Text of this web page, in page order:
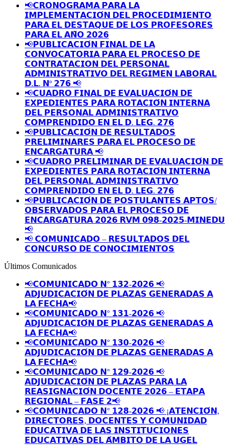
📢𝗖𝗥𝗢𝗡𝗢𝗚𝗥𝗔𝗠𝗔 𝗣𝗔𝗥𝗔 𝗟𝗔
𝗜𝗠𝗣𝗟𝗘𝗠𝗘𝗡𝗧𝗔𝗖𝗜𝗢́𝗡 𝗗𝗘𝗟 𝗣𝗥𝗢𝗖𝗘𝗗𝗜𝗠𝗜𝗘𝗡𝗧𝗢
𝗣𝗔𝗥𝗔 𝗘𝗟 𝗗𝗘𝗦𝗧𝗔𝗤𝗨𝗘 𝗗𝗘 𝗟𝗢𝗦 𝗣𝗥𝗢𝗙𝗘𝗦𝗢𝗥𝗘𝗦
𝗣𝗔𝗥𝗔 𝗘𝗟 𝗔𝗡̃𝗢 𝟮𝟬𝟮𝟲
📢𝗣𝗨𝗕𝗟𝗜𝗖𝗔𝗖𝗜𝗢́𝗡 𝗙𝗜𝗡𝗔𝗟 𝗗𝗘 𝗟𝗔
𝗖𝗢𝗡𝗩𝗢𝗖𝗔𝗧𝗢𝗥𝗜𝗔 𝗣𝗔𝗥𝗔 𝗘𝗟 𝗣𝗥𝗢𝗖𝗘𝗦𝗢 𝗗𝗘
𝗖𝗢𝗡𝗧𝗥𝗔𝗧𝗔𝗖𝗜𝗢𝗡 𝗗𝗘𝗟 𝗣𝗘𝗥𝗦𝗢𝗡𝗔𝗟
𝗔𝗗𝗠𝗜𝗡𝗜𝗦𝗧𝗥𝗔𝗧𝗜𝗩𝗢 𝗗𝗘𝗟 𝗥𝗘𝗚𝗜𝗠𝗘𝗡 𝗟𝗔𝗕𝗢𝗥𝗔𝗟
𝗗.𝗟. 𝗡º 𝟮𝟳𝟲 📢
📢𝗖𝗨𝗔𝗗𝗥𝗢 𝗙𝗜𝗡𝗔𝗟 𝗗𝗘 𝗘𝗩𝗔𝗟𝗨𝗔𝗖𝗜𝗢́𝗡 𝗗𝗘
𝗘𝗫𝗣𝗘𝗗𝗜𝗘𝗡𝗧𝗘𝗦 𝗣𝗔𝗥𝗔 𝗥𝗢𝗧𝗔𝗖𝗜𝗢́𝗡 𝗜𝗡𝗧𝗘𝗥𝗡𝗔
𝗗𝗘𝗟 𝗣𝗘𝗥𝗦𝗢𝗡𝗔𝗟 𝗔𝗗𝗠𝗜𝗡𝗜𝗦𝗧𝗥𝗔𝗧𝗜𝗩𝗢
𝗖𝗢𝗠𝗣𝗥𝗘𝗡𝗗𝗜𝗗𝗢 𝗘𝗡 𝗘𝗟 𝗗. 𝗟𝗘𝗚. 𝟮𝟳𝟲
📢𝗣𝗨𝗕𝗟𝗜𝗖𝗔𝗖𝗜𝗢́𝗡 𝗗𝗘 𝗥𝗘𝗦𝗨𝗟𝗧𝗔𝗗𝗢𝗦
𝗣𝗥𝗘𝗟𝗜𝗠𝗜𝗡𝗔𝗥𝗘𝗦 𝗣𝗔𝗥𝗔 𝗘𝗟 𝗣𝗥𝗢𝗖𝗘𝗦𝗢 𝗗𝗘
𝗘𝗡𝗖𝗔𝗥𝗚𝗔𝗧𝗨𝗥𝗔 📢
📢𝗖𝗨𝗔𝗗𝗥𝗢 𝗣𝗥𝗘𝗟𝗜𝗠𝗜𝗡𝗔𝗥 𝗗𝗘 𝗘𝗩𝗔𝗟𝗨𝗔𝗖𝗜𝗢́𝗡 𝗗𝗘
𝗘𝗫𝗣𝗘𝗗𝗜𝗘𝗡𝗧𝗘𝗦 𝗣𝗔𝗥𝗔 𝗥𝗢𝗧𝗔𝗖𝗜𝗢́𝗡 𝗜𝗡𝗧𝗘𝗥𝗡𝗔
𝗗𝗘𝗟 𝗣𝗘𝗥𝗦𝗢𝗡𝗔𝗟 𝗔𝗗𝗠𝗜𝗡𝗜𝗦𝗧𝗥𝗔𝗧𝗜𝗩𝗢
𝗖𝗢𝗠𝗣𝗥𝗘𝗡𝗗𝗜𝗗𝗢 𝗘𝗡 𝗘𝗟 𝗗. 𝗟𝗘𝗚. 𝟮𝟳𝟲
📢𝗣𝗨𝗕𝗟𝗜𝗖𝗔𝗖𝗜𝗢́𝗡 𝗗𝗘 𝗣𝗢𝗦𝗧𝗨𝗟𝗔𝗡𝗧𝗘𝗦 𝗔𝗣𝗧𝗢𝗦/
𝗢𝗕𝗦𝗘𝗥𝗩𝗔𝗗𝗢𝗦 𝗣𝗔𝗥𝗔 𝗘𝗟 𝗣𝗥𝗢𝗖𝗘𝗦𝗢 𝗗𝗘
𝗘𝗡𝗖𝗔𝗥𝗚𝗔𝗧𝗨𝗥𝗔 𝟮𝟬𝟮𝟲 𝗥𝗩𝗠 𝟬𝟵𝟴-𝟮𝟬𝟮𝟱-𝗠𝗜𝗡𝗘𝗗𝗨
📢
📢 𝗖𝗢𝗠𝗨𝗡𝗜𝗖𝗔𝗗𝗢 – 𝗥𝗘𝗦𝗨𝗟𝗧𝗔𝗗𝗢𝗦 𝗗𝗘𝗟
𝗖𝗢𝗡𝗖𝗨𝗥𝗦𝗢 𝗗𝗘 𝗖𝗢𝗡𝗢𝗖𝗜𝗠𝗜𝗘𝗡𝗧𝗢𝗦
Últimos Comunicados
📢𝗖𝗢𝗠𝗨𝗡𝗜𝗖𝗔𝗗𝗢 𝗡° 𝟭𝟯𝟮-𝟮𝟬𝟮𝟲 📢
𝗔𝗗𝗝𝗨𝗗𝗜𝗖𝗔𝗖𝗜𝗢́𝗡 𝗗𝗘 𝗣𝗟𝗔𝗭𝗔𝗦 𝗚𝗘𝗡𝗘𝗥𝗔𝗗𝗔𝗦 𝗔
𝗟𝗔 𝗙𝗘𝗖𝗛𝗔📢
📢𝗖𝗢𝗠𝗨𝗡𝗜𝗖𝗔𝗗𝗢 𝗡° 𝟭𝟯𝟭-𝟮𝟬𝟮𝟲 📢
𝗔𝗗𝗝𝗨𝗗𝗜𝗖𝗔𝗖𝗜𝗢́𝗡 𝗗𝗘 𝗣𝗟𝗔𝗭𝗔𝗦 𝗚𝗘𝗡𝗘𝗥𝗔𝗗𝗔𝗦 𝗔
𝗟𝗔 𝗙𝗘𝗖𝗛𝗔📢
📢𝗖𝗢𝗠𝗨𝗡𝗜𝗖𝗔𝗗𝗢 𝗡° 𝟭𝟯𝟬-𝟮𝟬𝟮𝟲 📢
𝗔𝗗𝗝𝗨𝗗𝗜𝗖𝗔𝗖𝗜𝗢́𝗡 𝗗𝗘 𝗣𝗟𝗔𝗭𝗔𝗦 𝗚𝗘𝗡𝗘𝗥𝗔𝗗𝗔𝗦 𝗔
𝗟𝗔 𝗙𝗘𝗖𝗛𝗔📢
📢𝗖𝗢𝗠𝗨𝗡𝗜𝗖𝗔𝗗𝗢 𝗡° 𝟭𝟮𝟵-𝟮𝟬𝟮𝟲 📢
𝗔𝗗𝗝𝗨𝗗𝗜𝗖𝗔𝗖𝗜𝗢́𝗡 𝗗𝗘 𝗣𝗟𝗔𝗭𝗔𝗦 𝗣𝗔𝗥𝗔 𝗟𝗔
𝗥𝗘𝗔𝗦𝗜𝗚𝗡𝗔𝗖𝗜𝗢́𝗡 𝗗𝗢𝗖𝗘𝗡𝗧𝗘 𝟮𝟬𝟮𝟲 – 𝗘𝗧𝗔𝗣𝗔
𝗥𝗘𝗚𝗜𝗢𝗡𝗔𝗟 – 𝗙𝗔𝗦𝗘 𝟮📢
📢𝗖𝗢𝗠𝗨𝗡𝗜𝗖𝗔𝗗𝗢 𝗡° 𝟭𝟮𝟴-𝟮𝟬𝟮𝟲 📢 ¡𝗔𝗧𝗘𝗡𝗖𝗜𝗢́𝗡,
𝗗𝗜𝗥𝗘𝗖𝗧𝗢𝗥𝗘𝗦, 𝗗𝗢𝗖𝗘𝗡𝗧𝗘𝗦 𝗬 𝗖𝗢𝗠𝗨𝗡𝗜𝗗𝗔𝗗
𝗘𝗗𝗨𝗖𝗔𝗧𝗜𝗩𝗔 𝗗𝗘 𝗟𝗔𝗦 𝗜𝗡𝗦𝗧𝗜𝗧𝗨𝗖𝗜𝗢𝗡𝗘𝗦
𝗘𝗗𝗨𝗖𝗔𝗧𝗜𝗩𝗔𝗦 𝗗𝗘𝗟 𝗔́𝗠𝗕𝗜𝗧𝗢 𝗗𝗘 𝗟𝗔 𝗨𝗚𝗘𝗟